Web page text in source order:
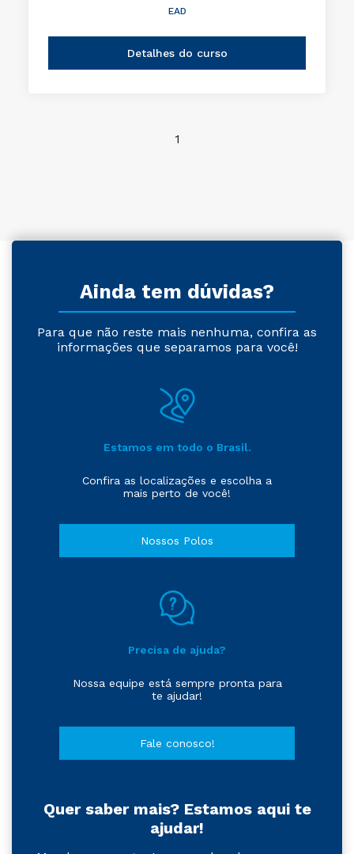
EAD
Detalhes do curso
1
Ainda tem dúvidas?
Para que não reste mais nenhuma, confira as
informações que separamos para você!
Estamos em todo o Brasil.
Confira as localizações e escolha a
mais perto de você!
Nossos Polos
Precisa de ajuda?
Nossa equipe está sempre pronta para
te ajudar!
Fale conosco!
Quer saber mais? Estamos aqui te
ajudar!